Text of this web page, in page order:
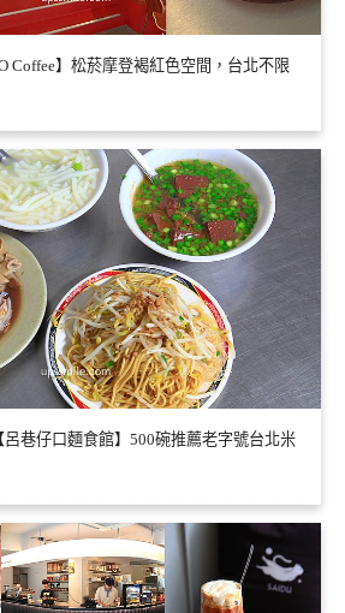
Coffee】松菸摩登褐紅色空間，台北不限
巷仔口麵食館】500碗推薦老字號台北米